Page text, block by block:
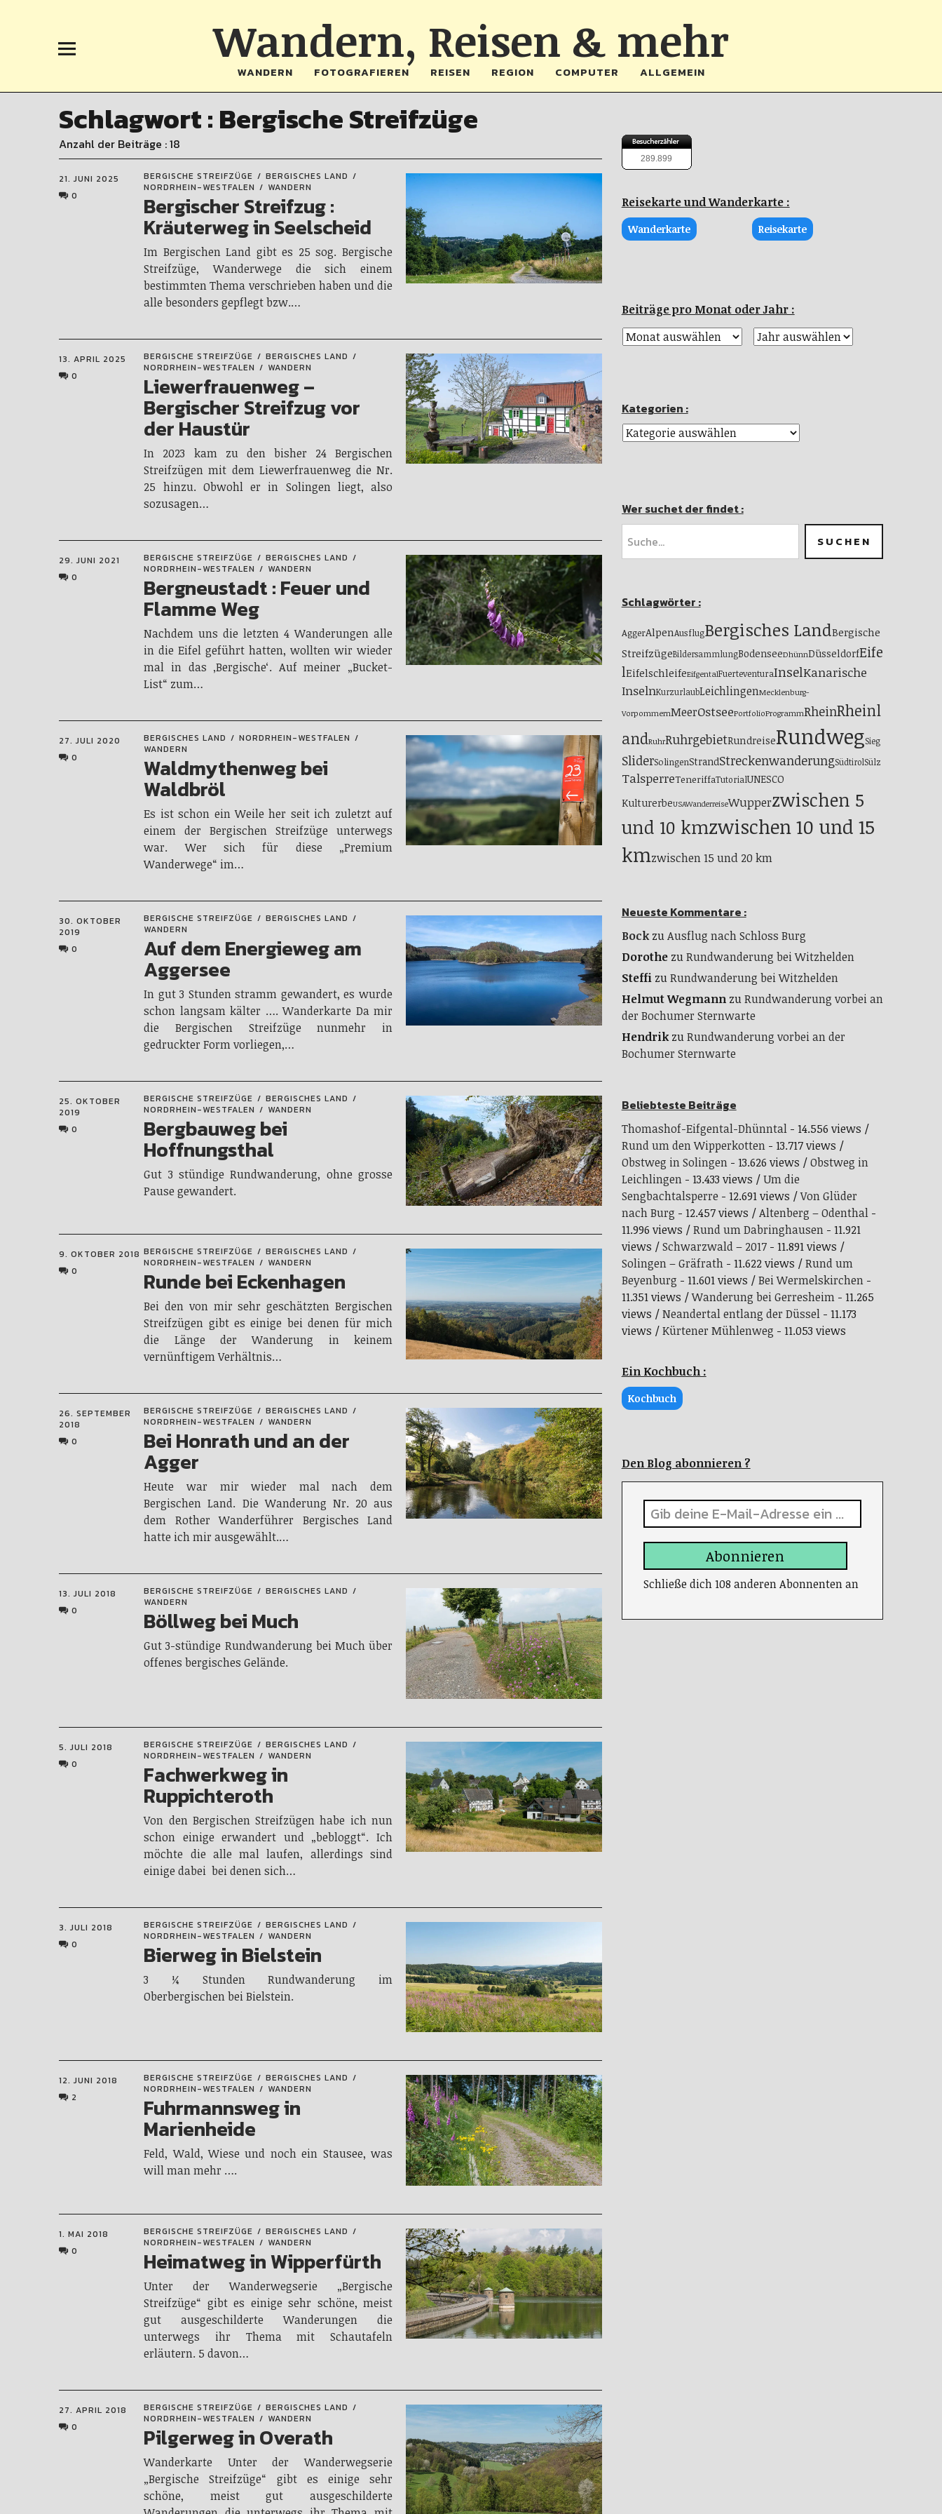
Wandern, Reisen & mehr
WANDERN FOTOGRAFIEREN REISEN REGION COMPUTER ALLGEMEIN
Schlagwort :Bergische Streifzüge
Anzahl der Beiträge : 18
21. JUNI 2025
0
BERGISCHE STREIFZÜGE
BERGISCHES LAND
NORDRHEIN-WESTFALEN
WANDERN
Bergischer Streifzug :
Kräuterweg in Seelscheid
Im Bergischen Land gibt es 25 sog. Bergische
Streifzüge, Wanderwege die sich einem
bestimmten Thema verschrieben haben und die
alle besonders gepflegt bzw.…
13. APRIL 2025
0
BERGISCHE STREIFZÜGE
BERGISCHES LAND
NORDRHEIN-WESTFALEN
WANDERN
Liewerfrauenweg –
Bergischer Streifzug vor
der Haustür
In 2023 kam zu den bisher 24 Bergischen
Streifzügen mit dem Liewerfrauenweg die Nr.
25 hinzu. Obwohl er in Solingen liegt, also
sozusagen…
29. JUNI 2021
0
BERGISCHE STREIFZÜGE
BERGISCHES LAND
NORDRHEIN-WESTFALEN
WANDERN
Bergneustadt : Feuer und
Flamme Weg
Nachdem uns die letzten 4 Wanderungen alle
in die Eifel geführt hatten, wollten wir wieder
mal in das ‚Bergische‘. Auf meiner „Bucket-
List“ zum…
27. JULI 2020
0
BERGISCHES LAND
NORDRHEIN-WESTFALEN
WANDERN
Waldmythenweg bei
Waldbröl
Es ist schon ein Weile her seit ich zuletzt auf
einem der Bergischen Streifzüge unterwegs
war. Wer sich für diese „Premium
Wanderwege“ im…
30. OKTOBER
2019
0
BERGISCHE STREIFZÜGE
BERGISCHES LAND
WANDERN
Auf dem Energieweg am
Aggersee
In gut 3 Stunden stramm gewandert, es wurde
schon langsam kälter …. Wanderkarte Da mir
die Bergischen Streifzüge nunmehr in
gedruckter Form vorliegen,…
25. OKTOBER
2019
0
BERGISCHE STREIFZÜGE
BERGISCHES LAND
NORDRHEIN-WESTFALEN
WANDERN
Bergbauweg bei
Hoffnungsthal
Gut 3 stündige Rundwanderung, ohne grosse
Pause gewandert.
9. OKTOBER 2018
0
BERGISCHE STREIFZÜGE
BERGISCHES LAND
NORDRHEIN-WESTFALEN
WANDERN
Runde bei Eckenhagen
Bei den von mir sehr geschätzten Bergischen
Streifzügen gibt es einige bei denen für mich
die Länge der Wanderung in keinem
vernünftigem Verhältnis…
26. SEPTEMBER
2018
0
BERGISCHE STREIFZÜGE
BERGISCHES LAND
NORDRHEIN-WESTFALEN
WANDERN
Bei Honrath und an der
Agger
Heute war mir wieder mal nach dem
Bergischen Land. Die Wanderung Nr. 20 aus
dem Rother Wanderführer Bergisches Land
hatte ich mir ausgewählt.…
13. JULI 2018
0
BERGISCHE STREIFZÜGE
BERGISCHES LAND
WANDERN
Böllweg bei Much
Gut 3-stündige Rundwanderung bei Much über
offenes bergisches Gelände.
5. JULI 2018
0
BERGISCHE STREIFZÜGE
BERGISCHES LAND
NORDRHEIN-WESTFALEN
WANDERN
Fachwerkweg in
Ruppichteroth
Von den Bergischen Streifzügen habe ich nun
schon einige erwandert und „bebloggt“. Ich
möchte die alle mal laufen, allerdings sind
einige dabei bei denen sich…
3. JULI 2018
0
BERGISCHE STREIFZÜGE
BERGISCHES LAND
NORDRHEIN-WESTFALEN
WANDERN
Bierweg in Bielstein
3 ¼ Stunden Rundwanderung im
Oberbergischen bei Bielstein.
12. JUNI 2018
2
BERGISCHE STREIFZÜGE
BERGISCHES LAND
NORDRHEIN-WESTFALEN
WANDERN
Fuhrmannsweg in
Marienheide
Feld, Wald, Wiese und noch ein Stausee, was
will man mehr ….
1. MAI 2018
0
BERGISCHE STREIFZÜGE
BERGISCHES LAND
NORDRHEIN-WESTFALEN
WANDERN
Heimatweg in Wipperfürth
Unter der Wanderwegserie „Bergische
Streifzüge“ gibt es einige sehr schöne, meist
gut ausgeschilderte Wanderungen die
unterwegs ihr Thema mit Schautafeln
erläutern. 5 davon…
27. APRIL 2018
0
BERGISCHE STREIFZÜGE
BERGISCHES LAND
NORDRHEIN-WESTFALEN
WANDERN
Pilgerweg in Overath
Wanderkarte Unter der Wanderwegserie
„Bergische Streifzüge“ gibt es einige sehr
schöne, meist gut ausgeschilderte
289.899
Reisekarte und Wanderkarte :
Wanderkarte Reisekarte
Beiträge pro Monat oder Jahr :
Kategorien :
Wer suchet der findet :
Schlagwörter :
AggerAlpenAusflugBergisches LandBergische
StreifzügeBildersammlungBodenseeDhünnDüsseldorfEife
lEifelschleifeEifgentalFuerteventuraInselKanarische
InselnKurzurlaubLeichlingenMecklenburg-
VorpommernMeerOstseePortfolioProgrammRheinRheinl
andRuhrRuhrgebietRundreiseRundwegSieg
SliderSolingenStrandStreckenwanderungSüdtirolSülz
TalsperreTeneriffaTutorialUNESCO
KulturerbeUSAWanderreiseWupperzwischen 5
und 10 kmzwischen 10 und 15
kmzwischen 15 und 20 km
Neueste Kommentare :
BockzuAusflug nach Schloss Burg
DorothezuRundwanderung bei Witzhelden
SteffizuRundwanderung bei Witzhelden
Helmut WegmannzuRundwanderung vorbei an
der Bochumer Sternwarte
HendrikzuRundwanderung vorbei an der
Bochumer Sternwarte
Beliebteste Beiträge
Thomashof-Eifgental-Dhünntal- 14.556 views
Rund um den Wipperkotten- 13.717 views
Obstweg in Solingen- 13.626 views
Obstweg in
Leichlingen- 13.433 views
Um die
Sengbachtalsperre - 12.691 views
Von Glüder
nach Burg - 12.457 views Altenberg – Odenthal-
11.996 views
Rund um Dabringhausen- 11.921
views
Schwarzwald – 2017- 11.891 views
Solingen – Gräfrath- 11.622 views
Rund um
Beyenburg - 11.601 views Bei Wermelskirchen-
11.351 views
Wanderung bei Gerresheim- 11.265
views
Neandertal entlang der Düssel- 11.173
views
Kürtener Mühlenweg - 11.053 views
Ein Kochbuch :
Kochbuch
Den Blog abonnieren ?
Abonnieren
Schließe dich 108 anderen Abonnenten an